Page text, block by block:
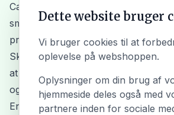
Cajamarca, Junín, Cusco og
små familiebrug i bjergene, og en
produktionen er både økologisk og
Skyggen fra de omkringliggende
at modne langsommere, hvilket
og bevarer den bløde syre.
En stor del af kaffen er desuden
Dette website bruger
Vi bruger cookies til at
oplevelse på webshoppen.
Oplysninger om din brug af
hjemmeside deles også med
partnere inden for sociale